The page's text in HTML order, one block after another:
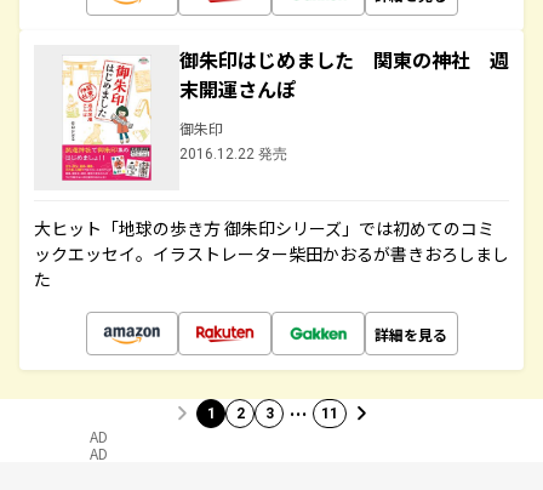
御朱印はじめました 関東の神社 週
末開運さんぽ
御朱印
2016.12.22 発売
大ヒット「地球の歩き方 御朱印シリーズ」では初めてのコミ
ックエッセイ。イラストレーター柴田かおるが書きおろしまし
た
詳細を見る
1 2 3 … 11
AD
AD